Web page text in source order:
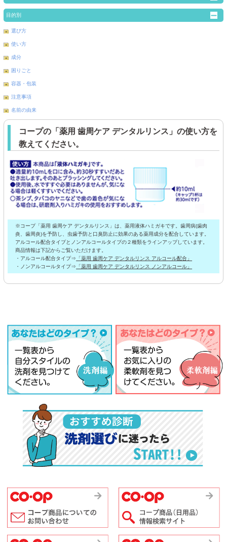
目的別
選び方
使い方
成分
困りごと
容器・包装
注意事項
名前の由来
コープの「薬用 歯周ケア デンタルリンス」の使い方を
教えてください。
※コープ「薬用 歯周ケア デンタルリンス」は、薬用液体ハミガキです。歯周病(歯肉
炎、歯周炎)を予防し、虫歯予防と口臭防止に効果のある薬用成分を配合しています。
アルコール配合タイプとノンアルコールタイプの２種類をラインアップしています。
商品情報は下記からご覧いただけます。
・アルコール配合タイプ⇒ 「薬用 歯周ケア デンタルリンス アルコール配合」
・ノンアルコールタイプ⇒ 「薬用 歯周ケア デンタルリンス ノンアルコール」